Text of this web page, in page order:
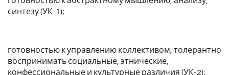
синтезу (УК-1);
готовностью к управлению коллективом, толерантно
воспринимать социальные, этнические,
конфессиональные и культурные различия (УК-2);